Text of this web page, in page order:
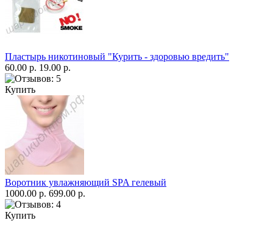
Пластырь никотиновый "Курить - здоровью вредить"
60.00 р. 19.00 р.
Купить
Воротник увлажняющий SPA гелевый
1000.00 р. 699.00 р.
Купить